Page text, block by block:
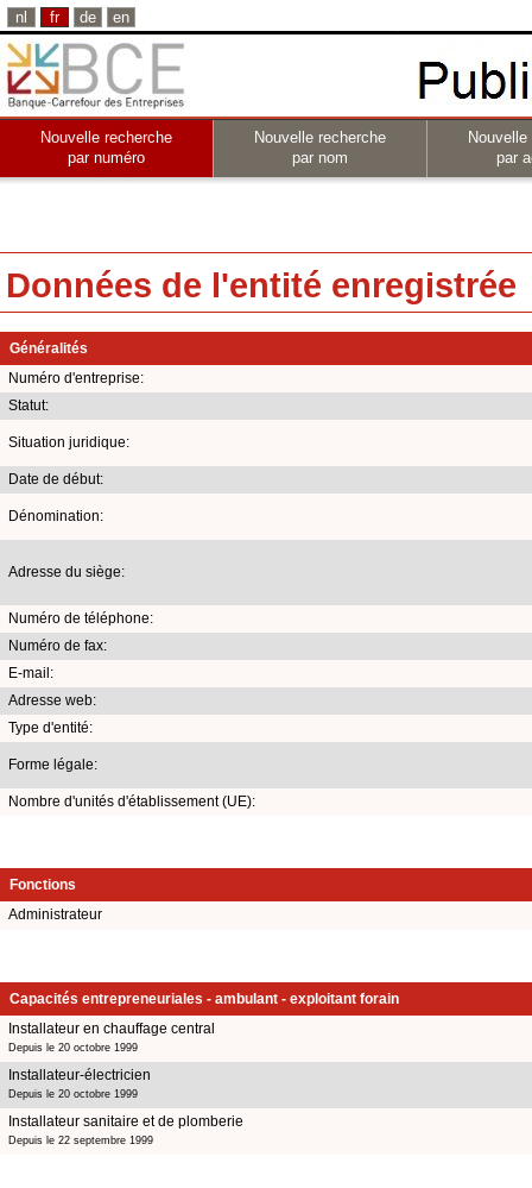
nl fr de en
Nouvelle recherche
par numéro
Nouvelle recherche
par nom
par
Données de l'entité enregistrée
Généralités
Numéro d'entreprise:
Statut:
Situation juridique:
Date de début:
Dénomination:
Adresse du siège:
Numéro de téléphone:
Numéro de fax:
E-mail:
Adresse web:
Type d'entité:
Forme légale:
Nombre d'unités d'établissement (UE):
Fonctions
Administrateur
Capacités entrepreneuriales - ambulant - exploitant forain
Installateur en chauffage central
Depuis le 20 octobre 1999
Installateur-électricien
Depuis le 20 octobre 1999
Installateur sanitaire et de plomberie
Depuis le 22 septembre 1999